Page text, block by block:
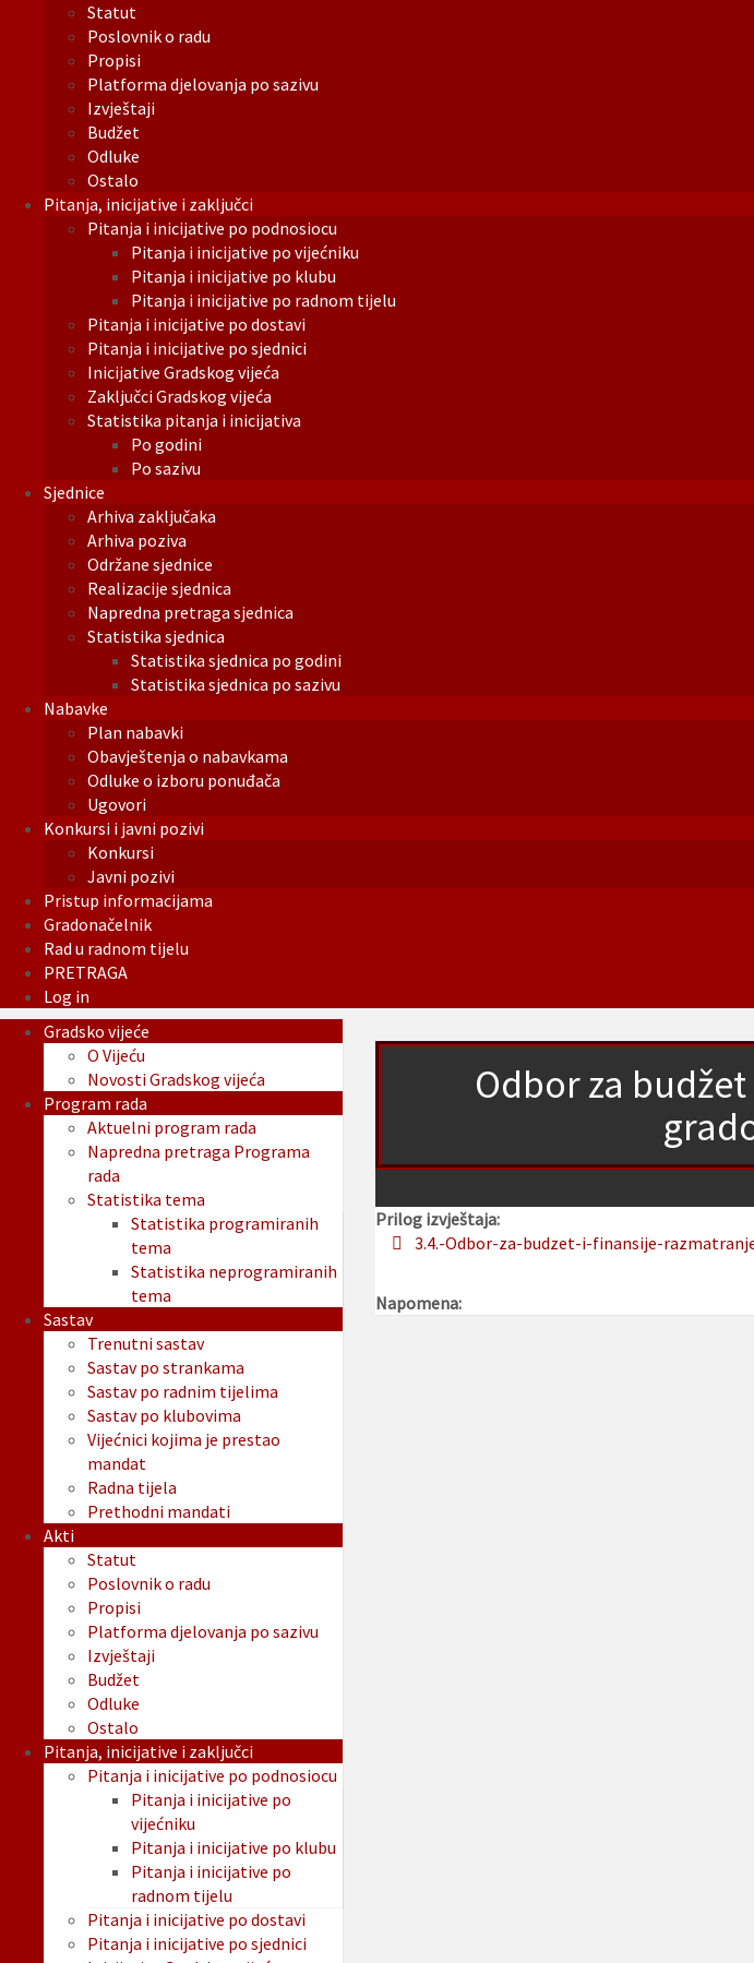
Statut
Poslovnik o radu
Propisi
Platforma djelovanja po sazivu
Izvještaji
Budžet
Odluke
Ostalo
Pitanja, inicijative i zaključci
Pitanja i inicijative po podnosiocu
Pitanja i inicijative po vijećniku
Pitanja i inicijative po klubu
Pitanja i inicijative po radnom tijelu
Pitanja i inicijative po dostavi
Pitanja i inicijative po sjednici
Inicijative Gradskog vijeća
Zaključci Gradskog vijeća
Statistika pitanja i inicijativa
Po godini
Po sazivu
Sjednice
Arhiva zaključaka
Arhiva poziva
Održane sjednice
Realizacije sjednica
Napredna pretraga sjednica
Statistika sjednica
Statistika sjednica po godini
Statistika sjednica po sazivu
Nabavke
Plan nabavki
Obavještenja o nabavkama
Odluke o izboru ponuđača
Ugovori
Konkursi i javni pozivi
Konkursi
Javni pozivi
Pristup informacijama
Gradonačelnik
Rad u radnom tijelu
PRETRAGA
Log in
Odbor za
Prilog izvještaja:
3.4.-Odbor-za-budzet-i-finansije-
Napomena:
Gradsko vijeće
O Vijeću
Novosti Gradskog vijeća
Program rada
Aktuelni program rada
Napredna pretraga Programa
rada
Statistika tema
Statistika programiranih
tema
Statistika neprogramiranih
tema
Sastav
Trenutni sastav
Sastav po strankama
Sastav po radnim tijelima
Sastav po klubovima
Vijećnici kojima je prestao
mandat
Radna tijela
Prethodni mandati
Akti
Statut
Poslovnik o radu
Propisi
Platforma djelovanja po sazivu
Izvještaji
Budžet
Odluke
Ostalo
Pitanja, inicijative i zaključci
Pitanja i inicijative po podnosiocu
Pitanja i inicijative po
vijećniku
Pitanja i inicijative po klubu
Pitanja i inicijative po
radnom tijelu
Pitanja i inicijative po dostavi
Pitanja i inicijative po sjednici